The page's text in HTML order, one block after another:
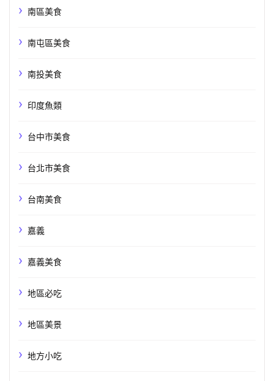
南區美食
南屯區美食
南投美食
印度魚類
台中市美食
台北市美食
台南美食
嘉義
嘉義美食
地區必吃
地區美景
地方小吃